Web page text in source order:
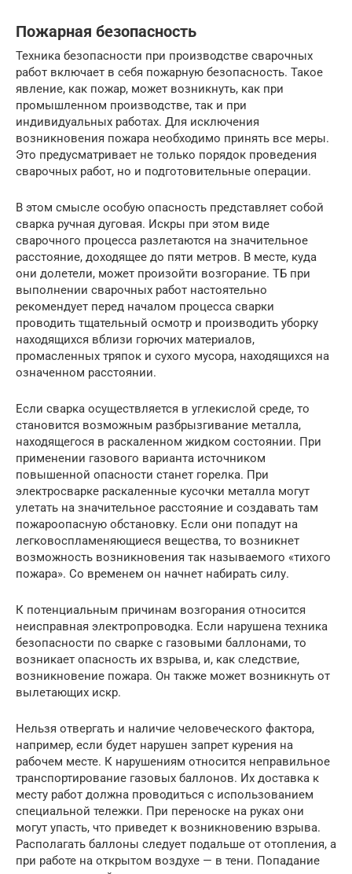
Пожарная безопасность
Техника безопасности при производстве сварочных
работ включает в себя пожарную безопасность. Такое
явление, как пожар, может возникнуть, как при
промышленном производстве, так и при
индивидуальных работах. Для исключения
возникновения пожара необходимо принять все меры.
Это предусматривает не только порядок проведения
сварочных работ, но и подготовительные операции.
В этом смысле особую опасность представляет собой
сварка ручная дуговая. Искры при этом виде
сварочного процесса разлетаются на значительное
расстояние, доходящее до пяти метров. В месте, куда
они долетели, может произойти возгорание. ТБ при
выполнении сварочных работ настоятельно
рекомендует перед началом процесса сварки
проводить тщательный осмотр и производить уборку
находящихся вблизи горючих материалов,
промасленных тряпок и сухого мусора, находящихся на
означенном расстоянии.
Если сварка осуществляется в углекислой среде, то
становится возможным разбрызгивание металла,
находящегося в раскаленном жидком состоянии. При
применении газового варианта источником
повышенной опасности станет горелка. При
электросварке раскаленные кусочки металла могут
улетать на значительное расстояние и создавать там
пожароопасную обстановку. Если они попадут на
легковоспламеняющиеся вещества, то возникнет
возможность возникновения так называемого «тихого
пожара». Со временем он начнет набирать силу.
К потенциальным причинам возгорания относится
неисправная электропроводка. Если нарушена техника
безопасности по сварке с газовыми баллонами, то
возникает опасность их взрыва, и, как следствие,
возникновение пожара. Он также может возникнуть от
вылетающих искр.
Нельзя отвергать и наличие человеческого фактора,
например, если будет нарушен запрет курения на
рабочем месте. К нарушениям относится неправильное
транспортирование газовых баллонов. Их доставка к
месту работ должна проводиться с использованием
специальной тележки. При переноске на руках они
могут упасть, что приведет к возникновению взрыва.
Располагать баллоны следует подальше от отопления, а
при работе на открытом воздухе — в тени. Попадание